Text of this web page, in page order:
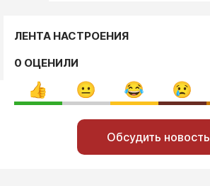
ЛЕНТА НАСТРОЕНИЯ
0 ОЦЕНИЛИ
Обсудить новость